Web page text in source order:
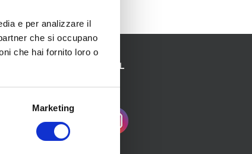
e per analizzare il
che si occupano
che hai fornito loro o
Marketing
SEGUICI SUI SOCIAL